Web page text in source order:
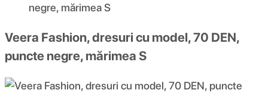
negre, mărimea S
Veera Fashion, dresuri cu model, 70 DEN,
puncte negre, mărimea S